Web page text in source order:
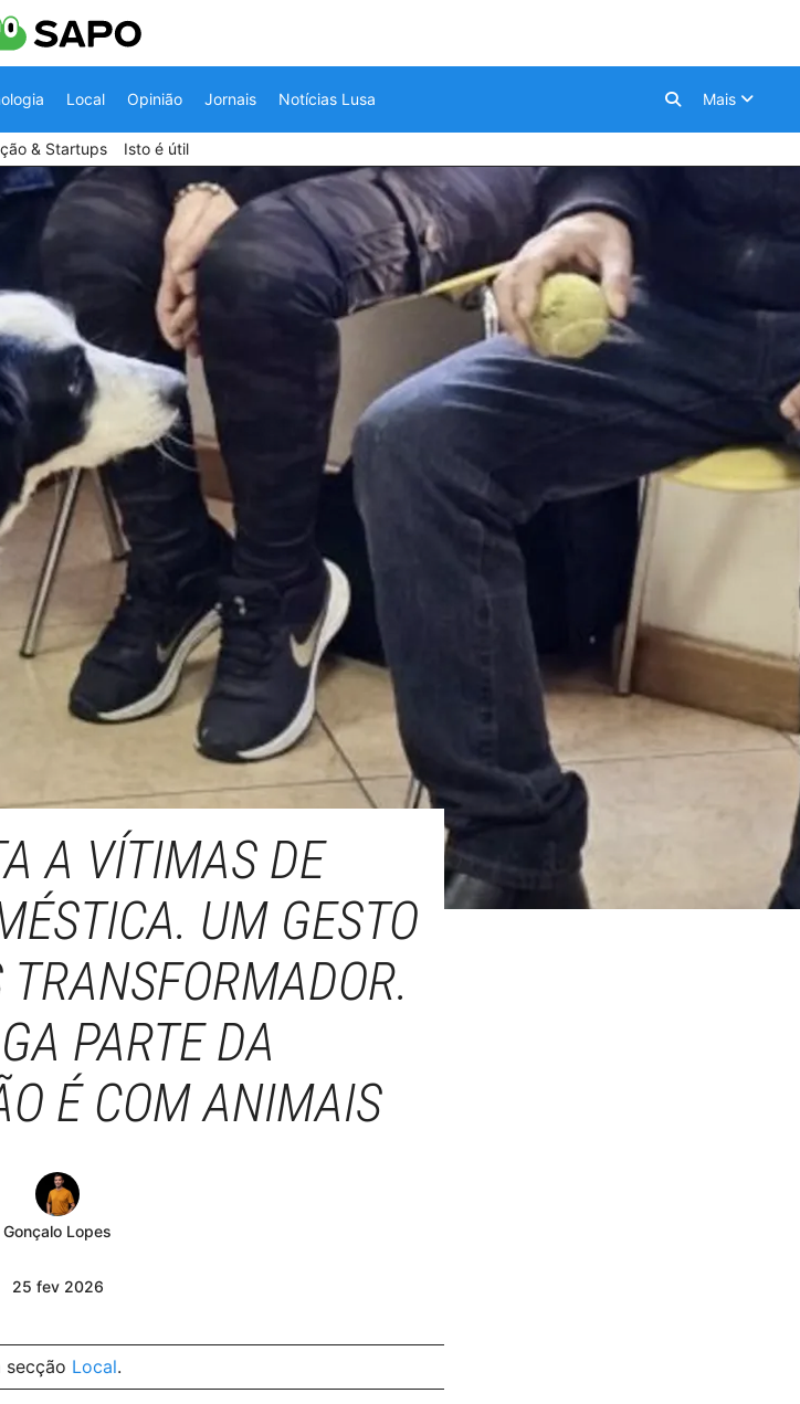
Local Opinião Jornais Notícias Lusa Mais
& Startups Isto é útil
A VÍTIMAS DE
UM GESTO
PARTE DA
É COM ANIMAIS
Gonçalo Lopes
25 fev 2026
secção Local.
Cáritas Braga